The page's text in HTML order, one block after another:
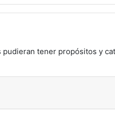
tener propósitos y